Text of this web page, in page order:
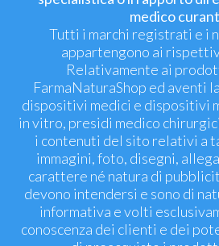
medico
Tutti i marchi registrati e i
appartengono ai
Relativamente ai
FarmaNaturaShop ed aventi
dispositivi medici e dispositivi
in vitro, presidi medico
i contenuti del sito relativi a
immagini, foto, disegni,
carattere né natura di
devono intendersi e sono di
informativa e volti
conoscenza dei clienti e dei